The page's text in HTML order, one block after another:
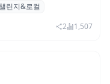
린지&로컬’ 참
린지&로컬
2 1,507